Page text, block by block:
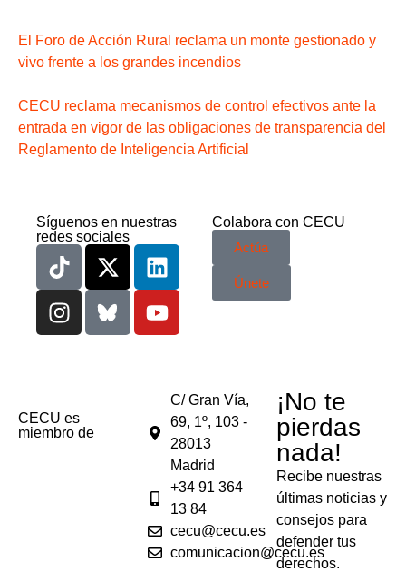
El Foro de Acción Rural reclama un monte gestionado y
vivo frente a los grandes incendios
CECU reclama mecanismos de control efectivos ante la
entrada en vigor de las obligaciones de transparencia del
Reglamento de Inteligencia Artificial
Síguenos en nuestras
redes sociales
Colabora con CECU
Actúa
Únete
CECU es
miembro de
C/ Gran Vía,
69, 1º, 103 -
28013
Madrid
+34 91 364
13 84
cecu@cecu.es
comunicacion@cecu.es
¡No te
pierdas
nada!
Recibe nuestras
últimas noticias y
consejos para
defender tus
derechos.